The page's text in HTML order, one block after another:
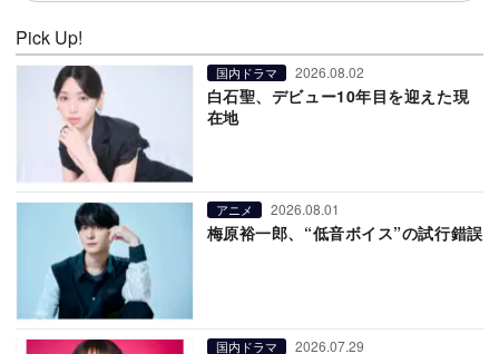
Pick Up!
国内ドラマ 2026.08.02
白石聖、デビュー10年目を迎えた現
在地
アニメ 2026.08.01
梅原裕一郎、“低音ボイス”の試行錯誤
国内ドラマ 2026.07.29